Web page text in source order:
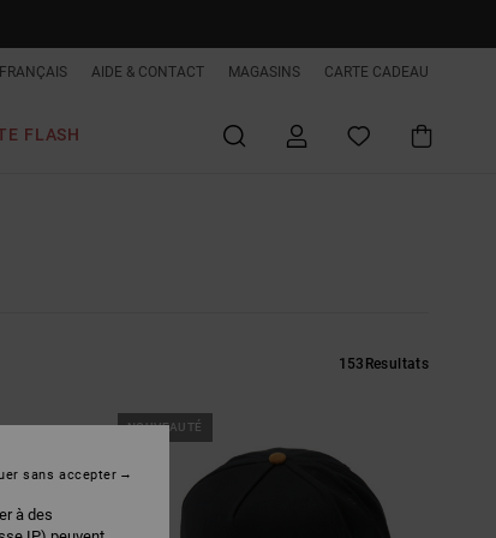
FRANÇAIS AIDE & CONTACT MAGASINS CARTE CADEAU
FLASH
153 Resultats
NOUVEAUTÉ
à des
sans accepter